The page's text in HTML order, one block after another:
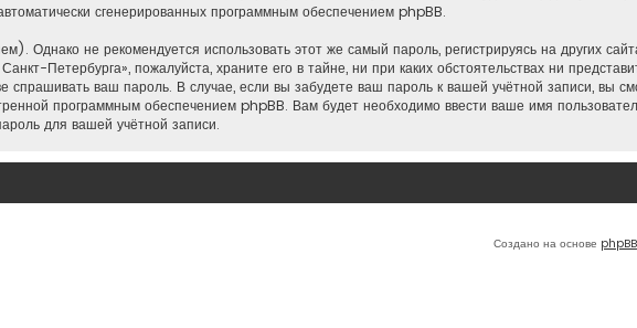
сгенерированных программным обеспечением phpBB.
Однако не рекомендуется использовать этот же самый пароль, регистрируясь на других
Петербурга», пожалуйста, храните его в тайне, ни при каких обстоятельствах ни
ваш пароль. В случае, если вы забудете ваш пароль к вашей учётной записи, вы
программным обеспечением phpBB. Вам будет необходимо ввести ваше имя
для вашей учётной записи.
Создано на основе phpBB